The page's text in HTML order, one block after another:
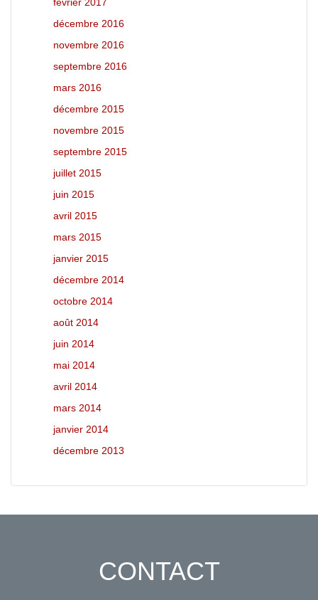
décembre 2016
novembre 2016
septembre 2016
mars 2016
décembre 2015
novembre 2015
septembre 2015
juillet 2015
juin 2015
avril 2015
mars 2015
janvier 2015
décembre 2014
octobre 2014
août 2014
juin 2014
mai 2014
avril 2014
mars 2014
janvier 2014
décembre 2013
CONTACT